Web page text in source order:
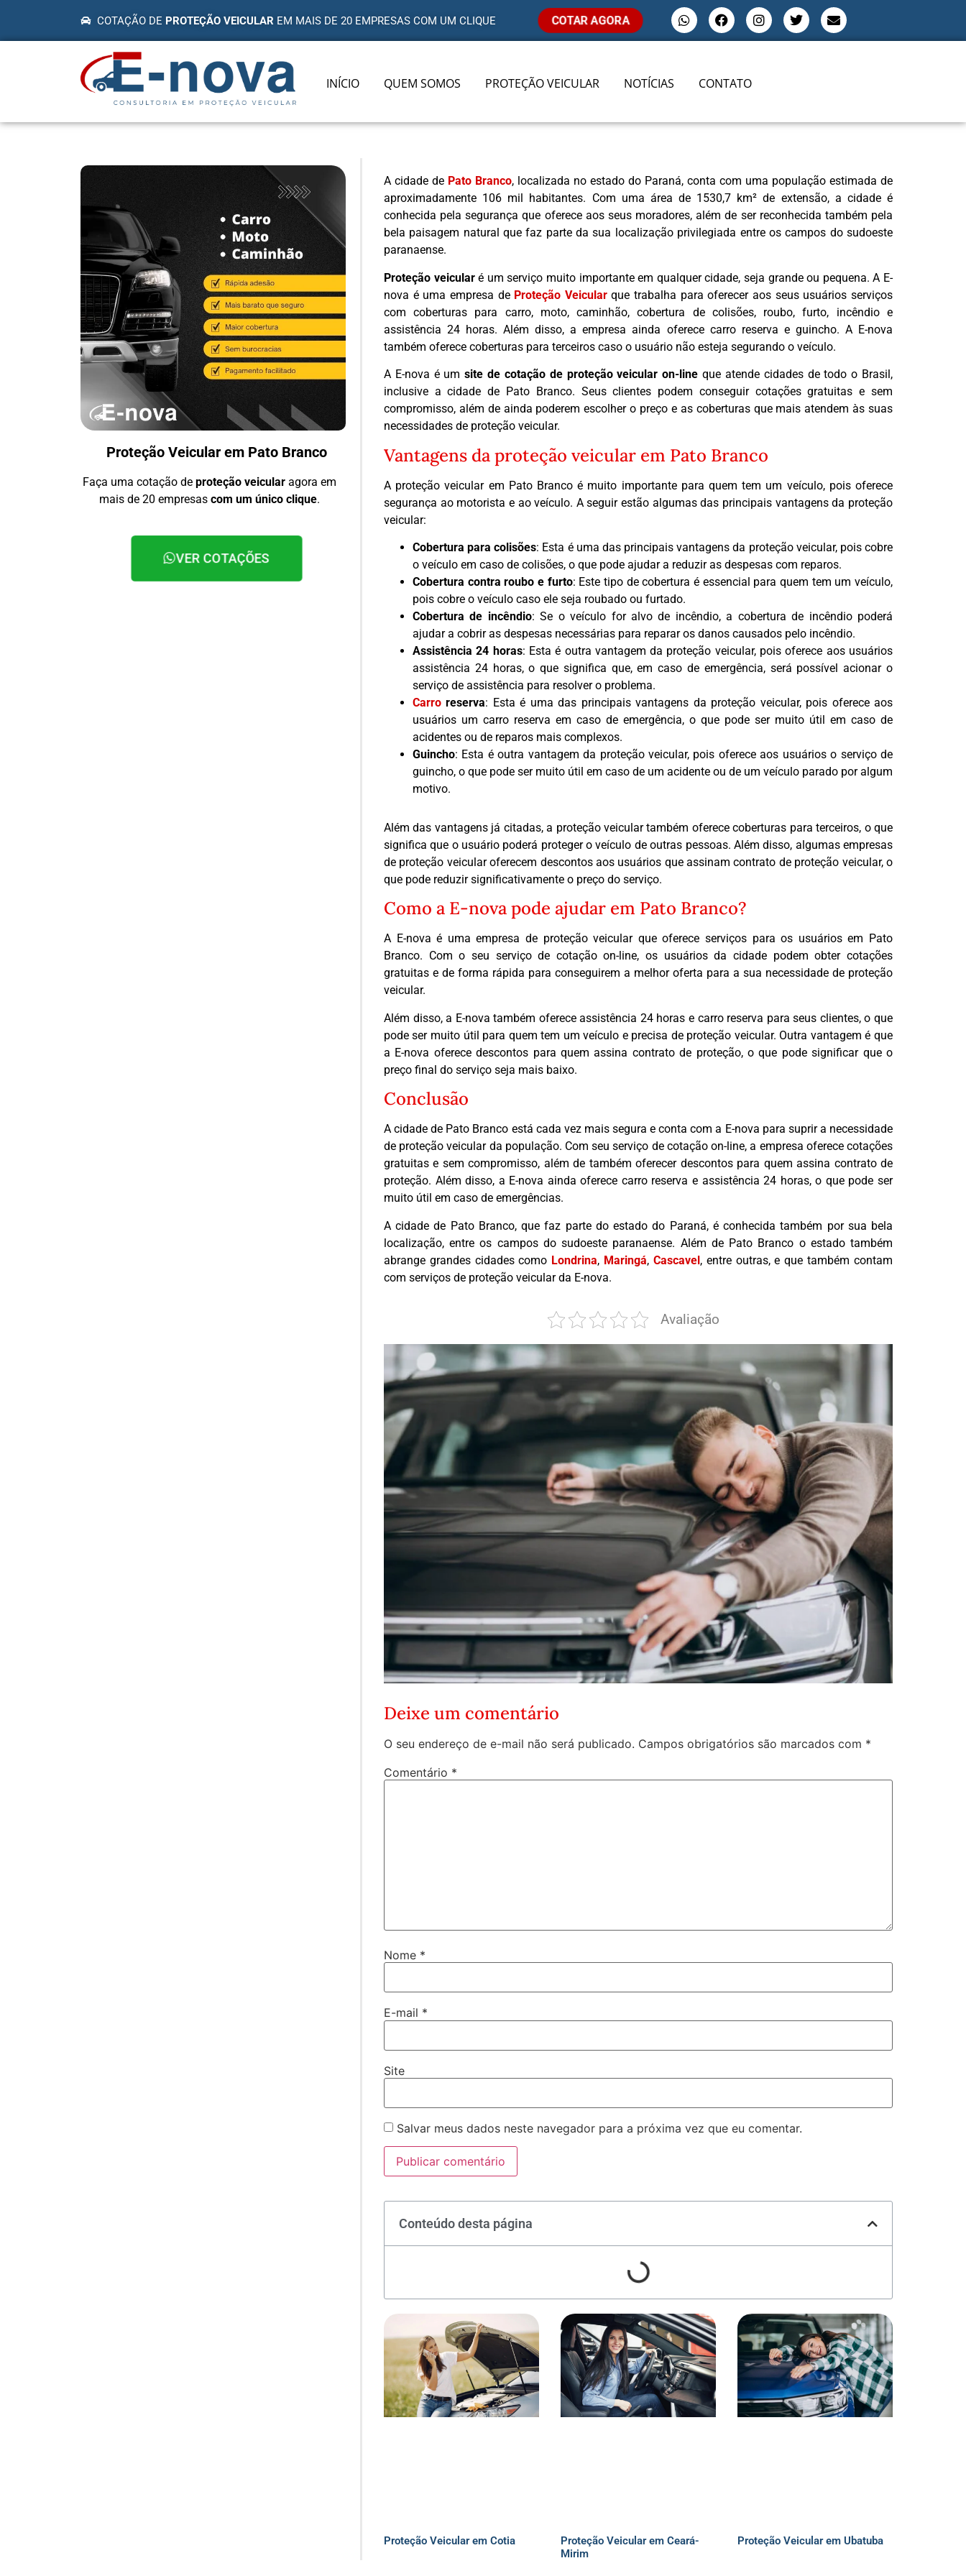
COTAÇÃO DE PROTEÇÃO VEICULAR EM MAIS DE 20 EMPRESAS COM UM CLIQUE COTAR AGORA
INÍCIO QUEM SOMOS PROTEÇÃO VEICULAR NOTÍCIAS CONTATO
Proteção Veicular em Pato Branco
Faça uma cotação de proteção veicularagora em
mais de 20 empresascom um único clique.
VER COTAÇÕES
A cidade de Pato Branco, localizada no estado do Paraná, conta com uma população estimada de
aproximadamente 106 mil habitantes. Com uma área de 1530,7 km² de extensão, a cidade é
conhecida pela segurança que oferece aos seus moradores, além de ser reconhecida também pela
bela paisagem natural que faz parte da sua localização privilegiada entre os campos do sudoeste
paranaense.
Proteção veicularé um serviço muito importante em qualquer cidade, seja grande ou pequena. A E-
nova é uma empresa de Proteção Veicularque trabalha para oferecer aos seus usuários serviços
com coberturas para carro, moto, caminhão, cobertura de colisões, roubo, furto, incêndio e
assistência 24 horas. Além disso, a empresa ainda oferece carro reserva e guincho. A E-nova
também oferece coberturas para terceiros caso o usuário não esteja segurando o veículo.
A E-nova é umsite de cotação de proteção veicular on-line que atende cidades de todo o Brasil,
inclusive a cidade de Pato Branco. Seus clientes podem conseguir cotações gratuitas e sem
compromisso, além de ainda poderem escolher o preço e as coberturas que mais atendem às suas
necessidades de proteção veicular.
Vantagens da proteção veicular em Pato Branco
A proteção veicular em Pato Branco é muito importante para quem tem um veículo, pois oferece
segurança ao motorista e ao veículo. A seguir estão algumas das principais vantagens da proteção
veicular:
Cobertura para colisões: Esta é uma das principais vantagens da proteção veicular, pois cobre
o veículo em caso de colisões, o que pode ajudar a reduzir as despesas com reparos.
Cobertura contra roubo e furto: Este tipo de cobertura é essencial para quem tem um veículo,
pois cobre o veículo caso ele seja roubado ou furtado.
Cobertura de incêndio: Se o veículo for alvo de incêndio, a cobertura de incêndio poderá
ajudar a cobrir as despesas necessárias para reparar os danos causados pelo incêndio.
Assistência 24 horas: Esta é outra vantagem da proteção veicular, pois oferece aos usuários
assistência 24 horas, o que significa que, em caso de emergência, será possível acionar o
serviço de assistência para resolver o problema.
Carroreserva: Esta é uma das principais vantagens da proteção veicular, pois oferece aos
usuários um carro reserva em caso de emergência, o que pode ser muito útil em caso de
acidentes ou de reparos mais complexos.
Guincho: Esta é outra vantagem da proteção veicular, pois oferece aos usuários o serviço de
guincho, o que pode ser muito útil em caso de um acidente ou de um veículo parado por algum
motivo.
Além das vantagens já citadas, a proteção veicular também oferece coberturas para terceiros, o que
significa que o usuário poderá proteger o veículo de outras pessoas. Além disso, algumas empresas
de proteção veicular oferecem descontos aos usuários que assinam contrato de proteção veicular, o
que pode reduzir significativamente o preço do serviço.
Como a E-nova pode ajudar em Pato Branco?
A E-nova é uma empresa de proteção veicular que oferece serviços para os usuários em Pato
Branco. Com o seu serviço de cotação on-line, os usuários da cidade podem obter cotações
gratuitas e de forma rápida para conseguirem a melhor oferta para a sua necessidade de proteção
veicular.
Além disso, a E-nova também oferece assistência 24 horas e carro reserva para seus clientes, o que
pode ser muito útil para quem tem um veículo e precisa de proteção veicular. Outra vantagem é que
a E-nova oferece descontos para quem assina contrato de proteção, o que pode significar que o
preço final do serviço seja mais baixo.
Conclusão
A cidade de Pato Branco está cada vez mais segura e conta com a E-nova para suprir a necessidade
de proteção veicular da população. Com seu serviço de cotação on-line, a empresa oferece cotações
gratuitas e sem compromisso, além de também oferecer descontos para quem assina contrato de
proteção. Além disso, a E-nova ainda oferece carro reserva e assistência 24 horas, o que pode ser
muito útil em caso de emergências.
A cidade de Pato Branco, que faz parte do estado do Paraná, é conhecida também por sua bela
localização, entre os campos do sudoeste paranaense. Além de Pato Branco o estado também
abrange grandes cidades como Londrina, Maringá, Cascavel, entre outras, e que também contam
com serviços de proteção veicular da E-nova.
Avaliação
Deixe um comentário
O seu endereço de e-mail não será publicado. Campos obrigatórios são marcados com *
Comentário *
Nome *
E-mail *
Site
Salvar meus dados neste navegador para a próxima vez que eu comentar.
Conteúdo desta página
Proteção Veicular em Cotia
Proteção Veicular em Ceará-
Mirim
Proteção Veicular em Ubatuba